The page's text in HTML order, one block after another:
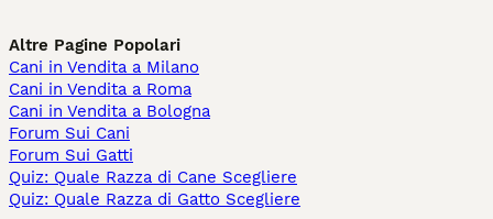
Altre Pagine Popolari
Cani in Vendita a Milano
Cani in Vendita a Roma
Cani in Vendita a Bologna
Forum Sui Cani
Forum Sui Gatti
Quiz: Quale Razza di Cane Scegliere
Quiz: Quale Razza di Gatto Scegliere